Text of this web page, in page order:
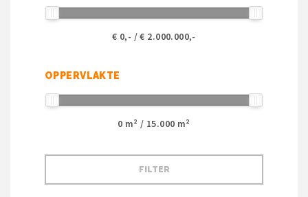
€ 0,- / € 2.000.000,-
OPPERVLAKTE
0 m² / 15.000 m²